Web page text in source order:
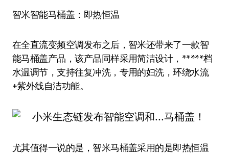
智米智能马桶盖：即热恒温
在全直流变频空调发布之后，智米还带来了一款智
能马桶盖产品，该产品同样采用简洁设计，*****档
水温调节，支持往复冲洗，专用的妇洗，环绕水流
+紫外线自洁功能。
尤其值得一说的是，智米马桶盖采用的是即热恒温